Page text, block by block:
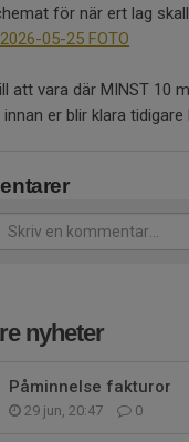
för när ert lag
05-25 FOTO
att vara där MINST 10
innan er blir klara
nyheter
Påminnelse fakturor
29 jun, 20:47 0